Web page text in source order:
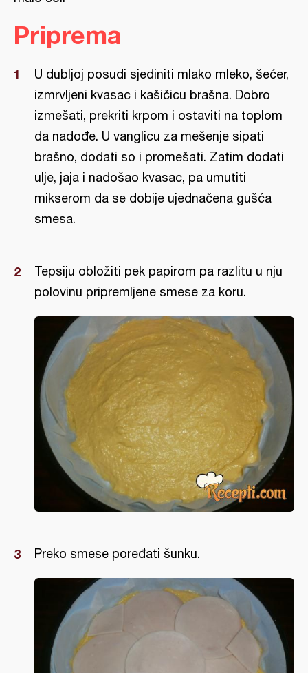
Priprema
U dubljoj posudi sjediniti mlako mleko, šećer,
izmrvljeni kvasac i kašičicu brašna. Dobro
izmešati, prekriti krpom i ostaviti na toplom
da nadođe. U vanglicu za mešenje sipati
brašno, dodati so i promešati. Zatim dodati
ulje, jaja i nadošao kvasac, pa umutiti
mikserom da se dobije ujednačena gušća
smesa.
Tepsiju obložiti pek papirom pa razlitu u nju
polovinu pripremljene smese za koru.
Preko smese poređati šunku.